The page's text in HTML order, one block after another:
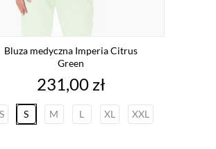
Bluza medyczna Imperia Citrus
Green
Cena
231,00 zł
S M L XL XXL